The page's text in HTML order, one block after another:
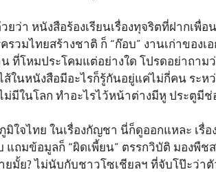
ยว่า หนังสือร้องเรียนเรื่องทุจริตที่ฝากเพื่
วมไทยสร้างชาติ ก็ “ก๊อบ” งานเก่าของเ
ที่โหมประโคมแต่อย่างใด โปรดอย่าถาม
ในหนังสือมีอะไรก็รู้กันอยู่แค่ไม่กี่คน ระหว่
ม่มีในโลก ทำอะไรไว้หน้าต่างมีหู ประตูมีช่
ใจไทย ในเรื่องกัญชา นี่ก็ดูออกแหละ เรื่
แถมข้อมูลก็ “ผิดเพี้ยน” ตรรกวิบัติ มองพืช
ยมั้ย? ไม่นับกับชาวโซเชียลฯ ที่จับโป๊ะว่า